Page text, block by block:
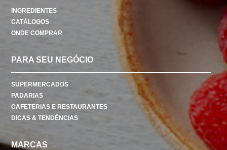
INGREDIENTES
CATÁLOGOS
ONDE COMPRAR
PARA SEU NEGÓCIO
SUPERMERCADOS
PADARIAS
CAFETERIAS E RESTAURANTES
DICAS & TENDÊNCIAS
MARCAS